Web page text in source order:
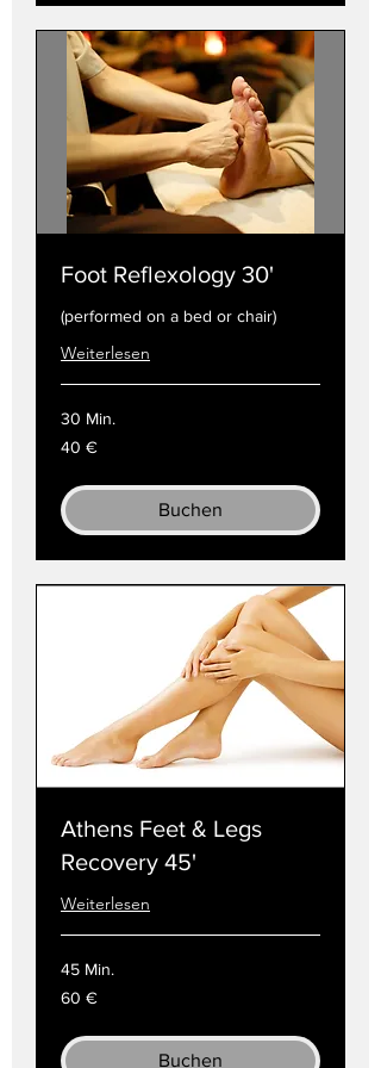
Foot Reflexology 30'
(performed on a bed or chair)
Weiterlesen
30 Min.
40
Euro
40 €
Buchen
Athens Feet & Legs
Recovery 45'
Weiterlesen
45 Min.
60
Euro
60 €
Buchen